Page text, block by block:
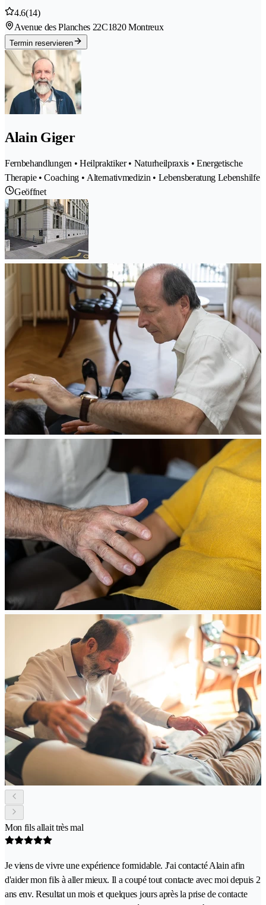
4.6(14)
Avenue des Planches 22C1820 Montreux
Termin reservieren
Alain Giger
Fernbehandlungen • Heilpraktiker • Naturheilpraxis • Energetische
Therapie • Coaching • Alternativmedizin • Lebensberatung Lebenshilfe
Geöffnet
Mon fils allait très mal
Je viens de vivre une expérience formidable. J'ai contacté Alain afin
d'aider mon fils à aller mieux. Il a coupé tout contacte avec moi depuis 2
ans env. Resultat un mois et quelques jours après la prise de contacte